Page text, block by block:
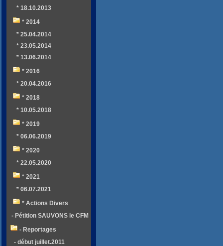
* 18.10.2013
* 2014
* 25.04.2014
* 23.05.2014
* 13.06.2014
* 2016
* 20.04.2016
* 2018
* 10.05.2018
* 2019
* 06.06.2019
* 2020
* 22.05.2020
* 2021
* 06.07.2021
* Actions Divers
- Pétition SAUVONS le CFM
- Reportages
- début juillet.2011